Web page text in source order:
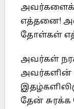
அவர்களைக்
எத்தனை!
தோள்கள்
அவர்கள்
அவர்களின்
தேன்